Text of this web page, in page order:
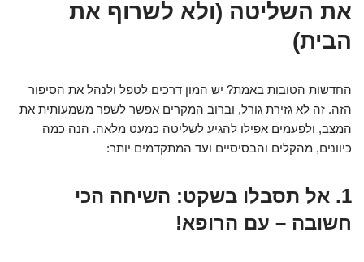
את השליטה (ולא לשרוף את
הבית)
החדשות הטובות באמת? יש המון דרכים לטפל ולנהל את הסיפור
הזה. זה לא גזירת גורל, וברוב המקרים אפשר לשפר משמעותית את
המצב, ולפעמים אפילו להגיע לשליטה כמעט מלאה. הנה כמה
כיוונים, מהקלים והבסיסיים ועד המתקדמים יותר:
1. אל תסבלו בשקט: השיחה הכי
חשובה – עם הרופא!